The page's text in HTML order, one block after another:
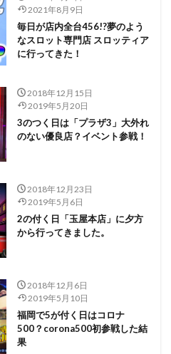
2021年8月9日
毎日が店内全台456!?夢のよう
なスロット専門店 スロッティア
に行ってきた！
2018年12月15日
2019年5月20日
3のつく日は「プラザ3」大外れ
のない優良店？イベント参戦！
2018年12月23日
2019年5月6日
2の付く日「玉屋本店」に夕方
から行ってきました。
2018年12月6日
2019年5月10日
福岡で5が付く日はコロナ
500？corona500初参戦した結
果